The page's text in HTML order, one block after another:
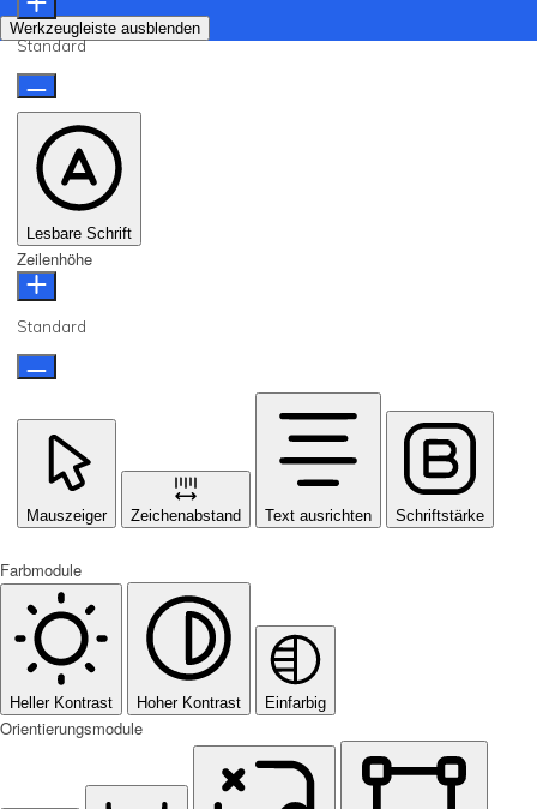
Werkzeugleiste ausblenden
Standard
Lesbare Schrift
Zeilenhöhe
Standard
Mauszeiger Zeichenabstand Text ausrichten Schriftstärke
Farbmodule
Heller Kontrast Hoher Kontrast Einfarbig
Orientierungsmodule